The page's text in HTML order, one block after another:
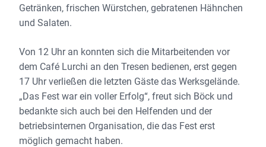
Getränken, frischen Würstchen, gebratenen Hähnchen
und Salaten.
Von 12 Uhr an konnten sich die Mitarbeitenden vor
dem Café Lurchi an den Tresen bedienen, erst gegen
17 Uhr verließen die letzten Gäste das Werksgelände.
„Das Fest war ein voller Erfolg“, freut sich Böck und
bedankte sich auch bei den Helfenden und der
betriebsinternen Organisation, die das Fest erst
möglich gemacht haben.